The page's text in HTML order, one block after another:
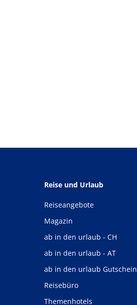
Reise und Urlaub
Reiseangebote
Magazin
ab in den urlaub - CH
ab in den urlaub - AT
ab in den urlaub Gutschein
Reisebüro
Themenhotels